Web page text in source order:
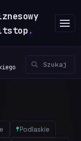
.
Podlaskie